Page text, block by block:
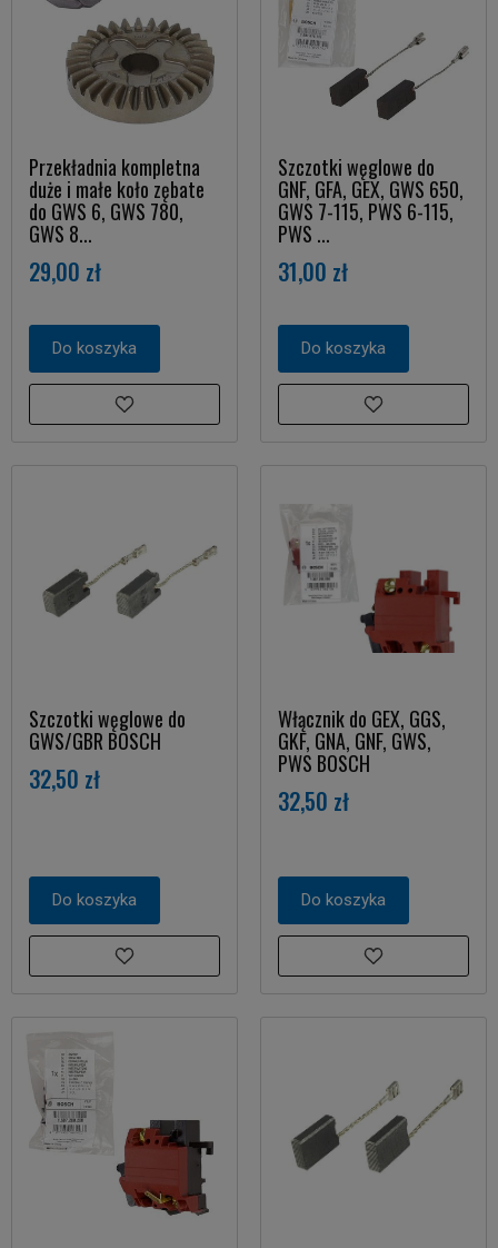
Przekładnia kompletna
duże i małe koło zębate
do GWS 6, GWS 780,
GWS 8...
29,00 zł
Do koszyka
Szczotki węglowe do
GNF, GFA, GEX, GWS 650,
GWS 7-115, PWS 6-115,
PWS ...
31,00 zł
Do koszyka
Szczotki węglowe do
GWS/GBR BOSCH
32,50 zł
Do koszyka
Włącznik do GEX, GGS,
GKF, GNA, GNF, GWS,
PWS BOSCH
32,50 zł
Do koszyka